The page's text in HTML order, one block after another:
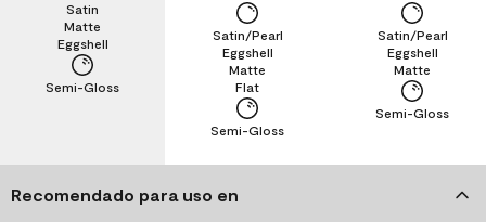
Semi-Gloss
Eggshell
Matte
Satin
Semi-Gloss
Flat
Matte
Eggshell
Satin/Pearl
Semi-Gloss
Matte
Eggshell
Satin/Pearl
Recomendado para uso en